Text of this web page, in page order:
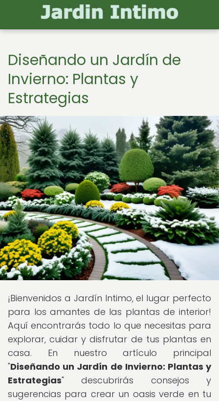
Diseñando un Jardín de
Invierno: Plantas y
Estrategias
¡Bienvenidos a Jardín Intimo, el lugar perfecto
para los amantes de las plantas de interior!
Aquí encontrarás todo lo que necesitas para
explorar, cuidar y disfrutar de tus plantas en
casa. En nuestro artículo principal
"Diseñando un Jardín de Invierno: Plantas y
Estrategias" descubrirás consejos y
sugerencias para crear un oasis verde en tu